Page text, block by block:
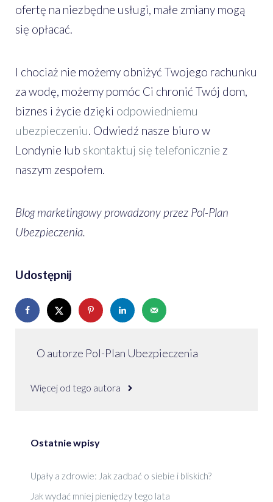
ofertę na niezbędne usługi, małe zmiany mogą
się opłacać.
I chociaż nie możemy obniżyć Twojego rachunku
za wodę, możemy pomóc Ci chronić Twój dom,
biznes i życie dzięki odpowiedniemu
ubezpieczeniu . Odwiedź nasze biuro w
Londynie lub skontaktuj się telefonicznie z
naszym zespołem.
Blog marketingowy prowadzony przez Pol-Plan
Ubezpieczenia.
Udostępnij
O autorze Pol-Plan Ubezpieczenia
Więcej od tego autora
Ostatnie wpisy
Upały a zdrowie: Jak zadbać o siebie i bliskich?
Jak wydać mniej pieniędzy tego lata